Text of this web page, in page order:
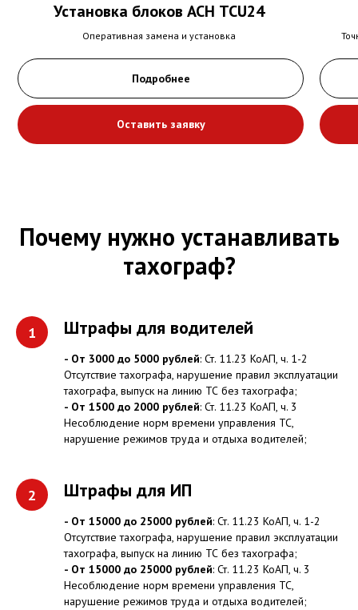
Установка блоков АСН ТСU24
Оперативная замена и установка
Подробнее
Оставить заявку
Почему нужно устанавливать
тахограф?
Штрафы для водителей
- От 3000 до 5000 рублей: Ст. 11.23 КоАП, ч. 1-2
Отсутствие тахографа, нарушение правил эксплуатации
тахографа, выпуск на линию ТС без тахографа;
- От 1500 до 2000 рублей: Ст. 11.23 КоАП, ч. 3
Несоблюдение норм времени управления ТС,
нарушение режимов труда и отдыха водителей;
Штрафы для ИП
- От 15000 до 25000 рублей: Ст. 11.23 КоАП, ч. 1-2
Отсутствие тахографа, нарушение правил эксплуатации
тахографа, выпуск на линию ТС без тахографа;
- От 15000 до 25000 рублей: Ст. 11.23 КоАП, ч. 3
Несоблюдение норм времени управления ТС,
нарушение режимов труда и отдыха водителей;